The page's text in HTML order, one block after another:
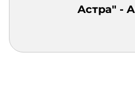
Астра" -